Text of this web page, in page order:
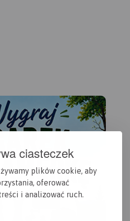
ciasteczek
plików cookie, aby
oferować
i analizować ruch.